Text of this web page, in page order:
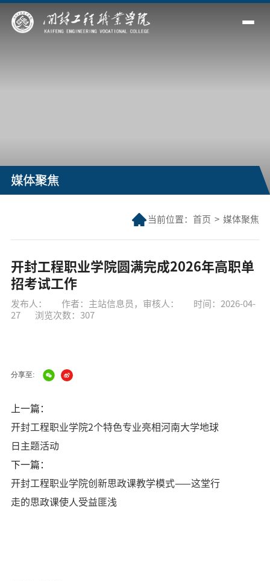
媒体聚焦
当前位置： 首页 >媒体聚焦
开封工程职业学院圆满完成2026年高职单
招考试工作
发布人： 作者：主站信息员，审核人：
时间：2026-04-
27
浏览次数： 307
分享至:
上一篇：
开封工程职业学院2个特色专业亮相河南大学地球
日主题活动
下一篇：
开封工程职业学院创新思政课教学模式——这堂行
走的思政课使人受益匪浅